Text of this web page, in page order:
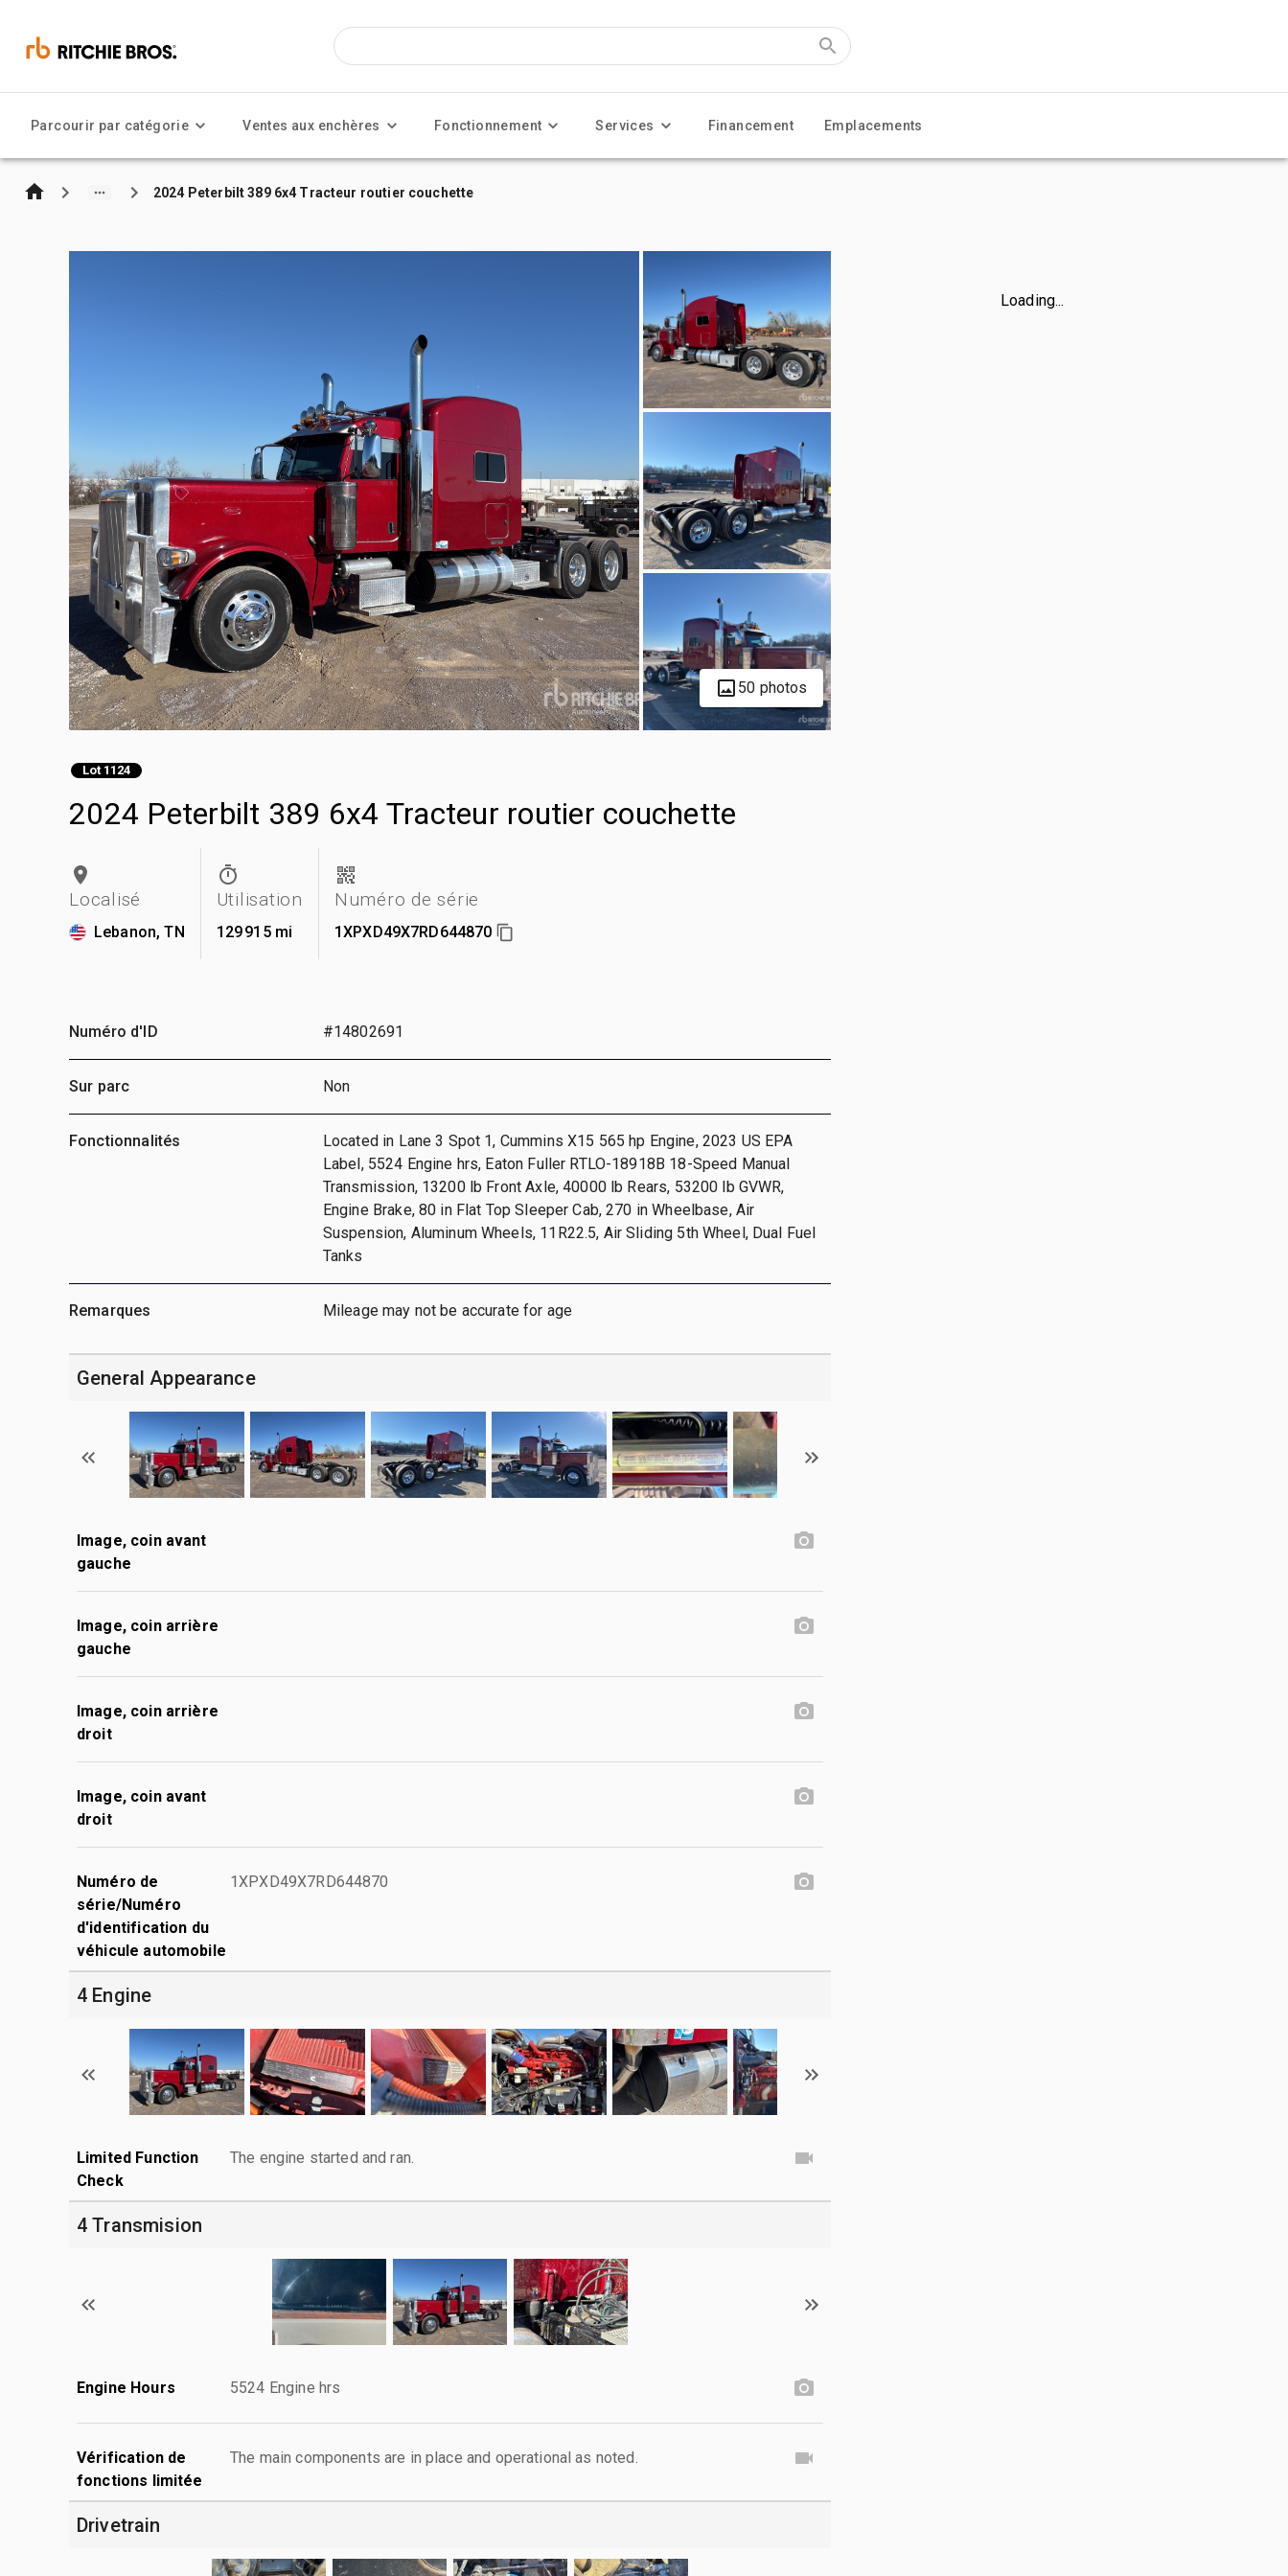
Parcourir par catégorie Ventes aux enchères Fonctionnement Services Financement Emplacements
2024 Peterbilt 389 6x4 Tracteur routier couchette
50 photos
Lot 1124
2024 Peterbilt 389 6x4 Tracteur routier couchette
Localisé
Lebanon, TN
Utilisation
129 915 mi
Numéro de série
1XPXD49X7RD644870
Loading...
Numéro d'ID #14802691
Sur parc Non
Fonctionnalités
Located in Lane 3 Spot 1, Cummins X15 565 hp Engine, 2023 US EPA
Label, 5524 Engine hrs, Eaton Fuller RTLO-18918B 18-Speed Manual
Transmission, 13200 lb Front Axle, 40000 lb Rears, 53200 lb GVWR,
Engine Brake, 80 in Flat Top Sleeper Cab, 270 in Wheelbase, Air
Suspension, Aluminum Wheels, 11R22.5, Air Sliding 5th Wheel, Dual Fuel
Tanks
Remarques Mileage may not be accurate for age
General Appearance
Image, coin avant
gauche
Image, coin arrière
gauche
Image, coin arrière
droit
Image, coin avant
droit
Numéro de
série/Numéro
d'identification du
véhicule automobile
1XPXD49X7RD644870
4 Engine
Limited Function
Check
The engine started and ran.
4 Transmision
Engine Hours 5524 Engine hrs
Vérification de
fonctions limitée
The main components are in place and operational as noted.
Drivetrain